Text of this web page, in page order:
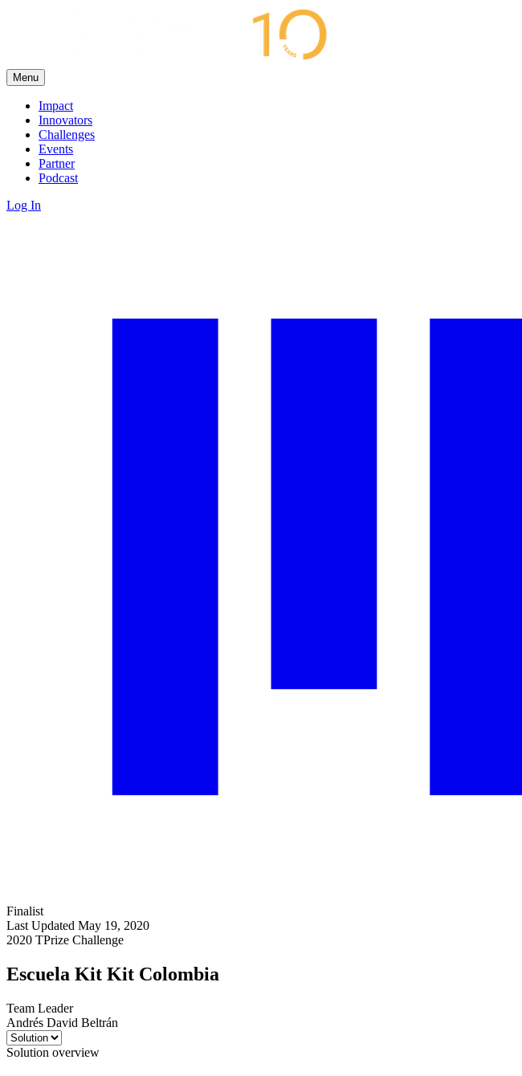
Menu
Impact
Innovators
Challenges
Events
Partner
Podcast
Log In
Finalist
Last Updated May 19, 2020
2020 TPrize Challenge
Escuela Kit Kit Colombia
Team Leader
Andrés David Beltrán
Solution overview